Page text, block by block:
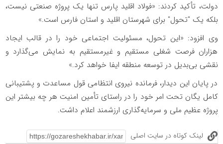
دولت، تأکید کردند: «فولاد اقلید پارس تنها یک پروژه صنعتی نیست،
بلکه یک "تحول" برای شهرستان اقلید و استان فارس است.»
وی افزود: «این تحول، مسئولیت اجتماعی خود را در قالب ایجاد
هزاران فرصت شغلی مستقیم و غیرمستقیم به نمایش می‌گذارد و
نقشی بی‌بدیل در توسعه منطقه ایفا خواهد کرد.»
در پایان این دیدار، فرمانده نیروی انتظامی قول مساعدت و پشتیبانی
کامل یگان تحت امر خود را در راستای تأمین امنیت هر چه بیشتر این
پروژه عظیم ملی و سرمایه‌گذاری ارزشمند اعلام داشت.
لینک کوتاه در سایت اصلی